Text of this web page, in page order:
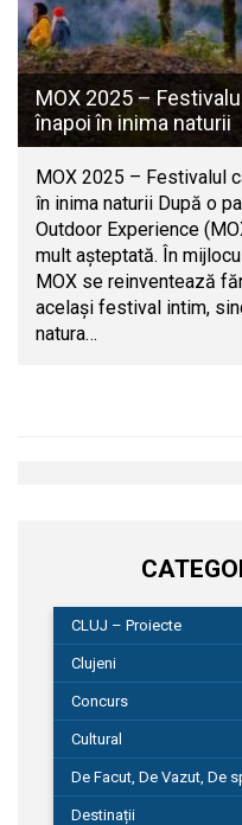
MOX 2025 –
înapoi în inima naturii
MOX 2025 – Festivalul
în inima naturii După o
Outdoor Experience
mult așteptată. În
MOX se reinventează
același festival intim,
natura…
CLUJ – Proiecte
Clujeni
Concurs
Cultural
De Facut, De Vazut, De
Destinații